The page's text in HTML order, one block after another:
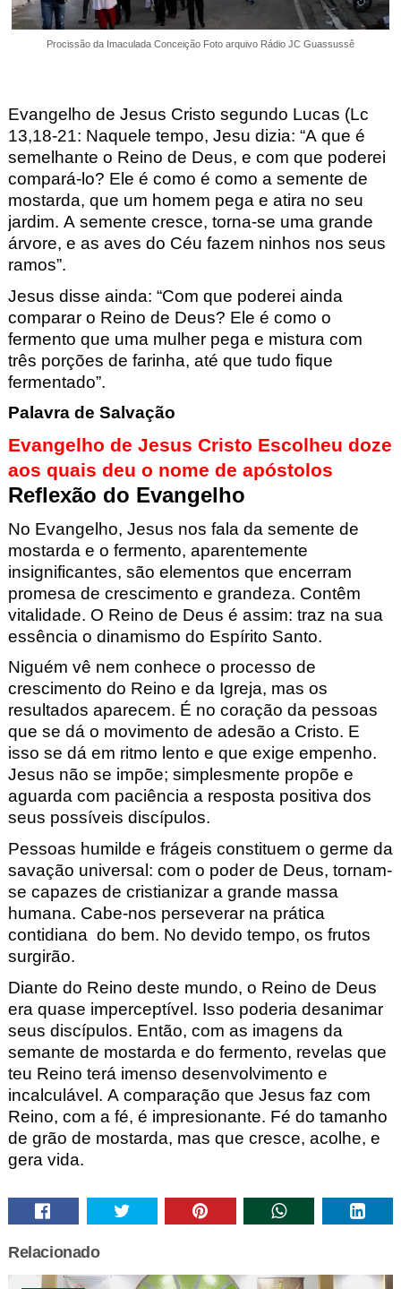
Procissão da Imaculada Conceição Foto arquivo Rádio JC Guassussê
Evangelho de Jesus Cristo segundo Lucas (Lc
13,18-21: Naquele tempo, Jesu dizia: “A que é
semelhante o Reino de Deus, e com que poderei
compará-lo? Ele é como é como a semente de
mostarda, que um homem pega e atira no seu
jardim. A semente cresce, torna-se uma grande
árvore, e as aves do Céu fazem ninhos nos seus
ramos”.
Jesus disse ainda: “Com que poderei ainda
comparar o Reino de Deus? Ele é como o
fermento que uma mulher pega e mistura com
três porções de farinha, até que tudo fique
fermentado”.
Palavra de Salvação
Evangelho de Jesus Cristo Escolheu doze
aos quais deu o nome de apóstolos
Reflexão do Evangelho
No Evangelho, Jesus nos fala da semente de
mostarda e o fermento, aparentemente
insignificantes, são elementos que encerram
promesa de crescimento e grandeza. Contêm
vitalidade. O Reino de Deus é assim: traz na sua
essência o dinamismo do Espírito Santo.
Niguém vê nem conhece o processo de
crescimento do Reino e da Igreja, mas os
resultados aparecem. É no coração da pessoas
que se dá o movimento de adesão a Cristo. E
isso se dá em ritmo lento e que exige empenho.
Jesus não se impõe; simplesmente propõe e
aguarda com paciência a resposta positiva dos
seus possíveis discípulos.
Pessoas humilde e frágeis constituem o germe da
savação universal: com o poder de Deus, tornam-
se capazes de cristianizar a grande massa
humana. Cabe-nos perseverar na prática
contidiana do bem. No devido tempo, os frutos
surgirão.
Diante do Reino deste mundo, o Reino de Deus
era quase imperceptível. Isso poderia desanimar
seus discípulos. Então, com as imagens da
semante de mostarda e do fermento, revelas que
teu Reino terá imenso desenvolvimento e
incalculável. A comparação que Jesus faz com
Reino, com a fé, é impresionante. Fé do tamanho
de grão de mostarda, mas que cresce, acolhe, e
gera vida.
Relacionado